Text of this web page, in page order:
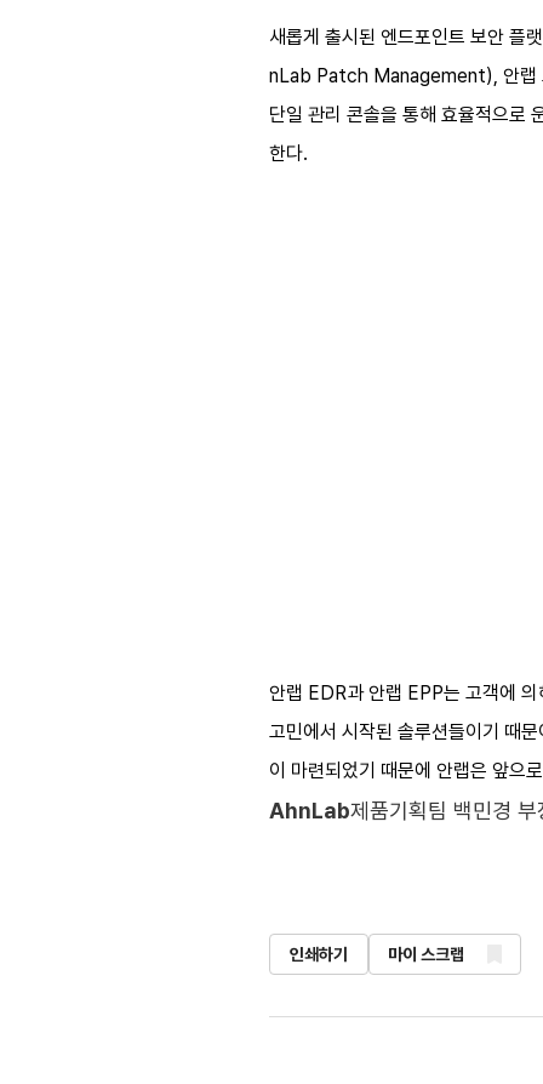
새롭게 출시된 엔드포인트 보안 플
nLab Patch Management), 안랩
단일 관리 콘솔을 통해 효율적으로
한다.
안랩 EDR과 안랩 EPP는 고객에
고민에서 시작된 솔루션들이기 때
이 마련되었기 때문에 안랩은 앞으
AhnLab제품기획팀 백민경 부
인쇄하기 마이 스크랩